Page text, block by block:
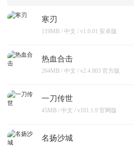
寒刃
119MB / 中文 / v1.0.01 安卓版
热血合击
264MB / 中文 / v2.4.803 官方版
一刀传世
45MB / 中文 / v101.1.9 官网版
名扬沙城